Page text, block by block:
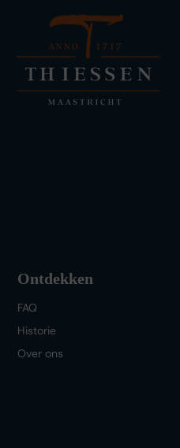
Ontdekken
FAQ
Historie
Over ons